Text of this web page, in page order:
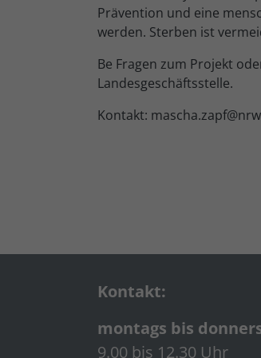
Prävention und eine
werden. Sterben ist
Be Fragen zum Projekt
Landesgeschäftsstelle.
Kontakt:
Kontakt:
montags bis
9.00 bis 12.30 Uhr